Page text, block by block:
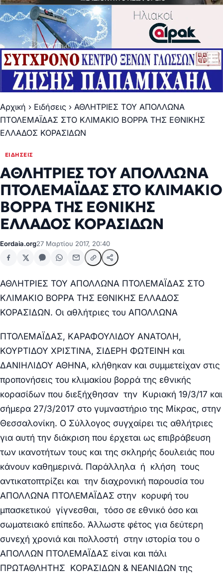
Αρχική › Ειδήσεις › ΑΘΛΗΤΡΙΕΣ ΤΟΥ ΑΠΟΛΛΩΝΑ
ΠΤΟΛΕΜΑΪΔΑΣ ΣΤΟ ΚΛΙΜΑΚΙΟ ΒΟΡΡΑ ΤΗΣ ΕΘΝΙΚΗΣ
ΕΛΛΑΔΟΣ ΚΟΡΑΣΙΔΩΝ
ΕΙΔΉΣΕΙΣ
ΑΘΛΗΤΡΙΕΣ ΤΟΥ ΑΠΟΛΛΩΝΑ
ΠΤΟΛΕΜΑΪΔΑΣ ΣΤΟ ΚΛΙΜΑΚΙΟ
ΒΟΡΡΑ ΤΗΣ ΕΘΝΙΚΗΣ
ΕΛΛΑΔΟΣ ΚΟΡΑΣΙΔΩΝ
Eordaia.org27 Μαρτίου 2017, 20:40
ΑΘΛΗΤΡΙΕΣ ΤΟΥ ΑΠΟΛΛΩΝΑ ΠΤΟΛΕΜΑΪΔΑΣ ΣΤΟ
ΚΛΙΜΑΚΙΟ ΒΟΡΡΑ ΤΗΣ ΕΘΝΙΚΗΣ ΕΛΛΑΔΟΣ
ΚΟΡΑΣΙΔΩΝ. Οι αθλήτριες του ΑΠΟΛΛΩΝΑ
ΠΤΟΛΕΜΑΪΔΑΣ, ΚΑΡΑΦΟΥΛΙΔΟΥ ΑΝΑΤΟΛΗ,
ΚΟΥΡΤΙΔΟΥ ΧΡΙΣΤΙΝΑ, ΣΙΔΕΡΗ ΦΩΤΕΙΝΗ και
ΔΑΝΙΗΛΙΔΟΥ ΑΘΗΝΑ, κλήθηκαν και συμμετείχαν στις
προπονήσεις του κλιμακίου βορρά της εθνικής
κορασίδων που διεξήχθησαν την Κυριακή 19/3/17 και
σήμερα 27/3/2017 στο γυμναστήριο της Μίκρας, στην
Θεσσαλονίκη. Ο Σύλλογος συγχαίρει τις αθλήτριες
για αυτή την διάκριση που έρχεται ως επιβράβευση
των ικανοτήτων τους και της σκληρής δουλειάς που
κάνουν καθημερινά. Παράλληλα ή κλήση τους
αντικατοπτρίζει και την διαχρονική παρουσία του
ΑΠΟΛΛΩΝΑ ΠΤΟΛΕΜΑΪΔΑΣ στην κορυφή του
μπασκετικού γίγνεσθαι, τόσο σε εθνικό όσο και
σωματειακό επίπεδο. Άλλωστε φέτος για δεύτερη
συνεχή χρονιά και πολλοστή στην ιστορία του ο
ΑΠΟΛΛΩΝ ΠΤΟΛΕΜΑΪΔΑΣ είναι και πάλι
ΠΡΩΤΑΘΛΗΤΗΣ ΚΟΡΑΣΙΔΩΝ & ΝΕΑΝΙΔΩΝ της